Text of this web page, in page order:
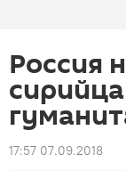
Россия
17:57 07.09.2018